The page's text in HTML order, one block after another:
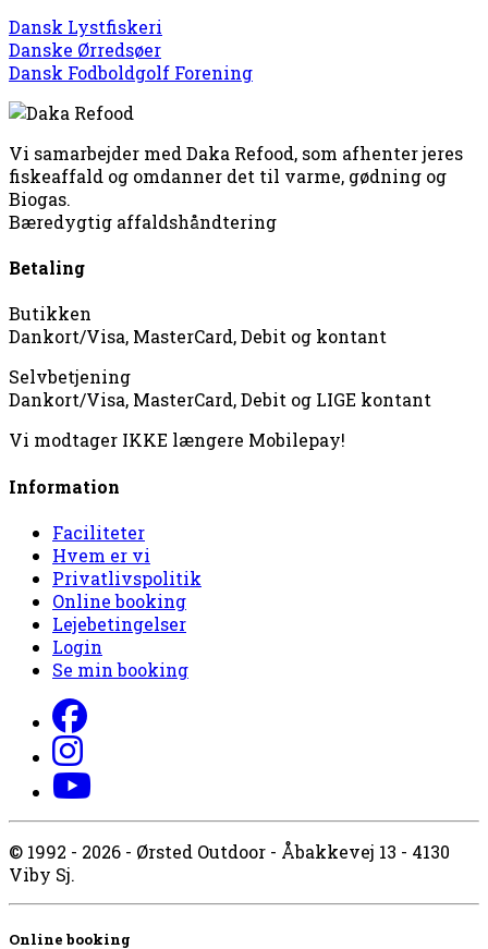
Dansk Lystfiskeri
Danske Ørredsøer
Dansk Fodboldgolf Forening
Vi samarbejder med Daka Refood, som afhenter jeres
fiskeaffald og omdanner det til varme, gødning og
Biogas.
Bæredygtig affaldshåndtering
Betaling
Butikken
Dankort/Visa, MasterCard, Debit og kontant
Selvbetjening
Dankort/Visa, MasterCard, Debit og LIGE kontant
Vi modtager IKKE længere Mobilepay!
Information
Faciliteter
Hvem er vi
Privatlivspolitik
Online booking
Lejebetingelser
Login
Se min booking
© 1992 - 2026 - Ørsted Outdoor - Åbakkevej 13 - 4130
Viby Sj.
Online booking